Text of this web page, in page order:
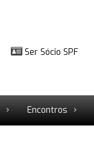
Ser Sócio SPF
Encontros